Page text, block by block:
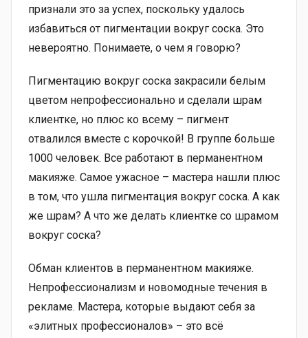
признали это за успех, поскольку удалось
избавиться от пигментации вокруг соска. Это
невероятно. Понимаете, о чем я говорю?
Пигментацию вокруг соска закрасили белым
цветом непрофессионально и сделали шрам
клиентке, но плюс ко всему – пигмент
отвалился вместе с корочкой! В группе больше
1000 человек. Все работают в перманентном
макияже. Самое ужасное – мастера нашли плюс
в том, что ушла пигментация вокруг соска. А как
же шрам? А что же делать клиентке со шрамом
вокруг соска?
Обман клиентов в перманентном макияже.
Непрофессионализм и новомодные течения в
рекламе. Мастера, которые выдают себя за
«элитных профессионалов» – это всё